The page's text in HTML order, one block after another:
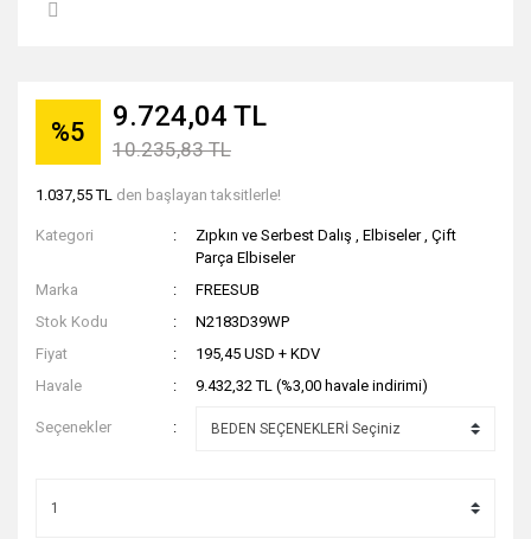
%5 9.724,04 TL
10.235,83 TL
1.037,55 TL den başlayan taksitlerle!
Kategori Zıpkın ve Serbest Dalış ,Elbiseler ,Çift
Parça Elbiseler
Marka
FREESUB
Stok Kodu
N2183D39WP
Fiyat
195,45 USD + KDV
Havale
9.432,32 TL (%3,00 havale indirimi)
Seçenekler